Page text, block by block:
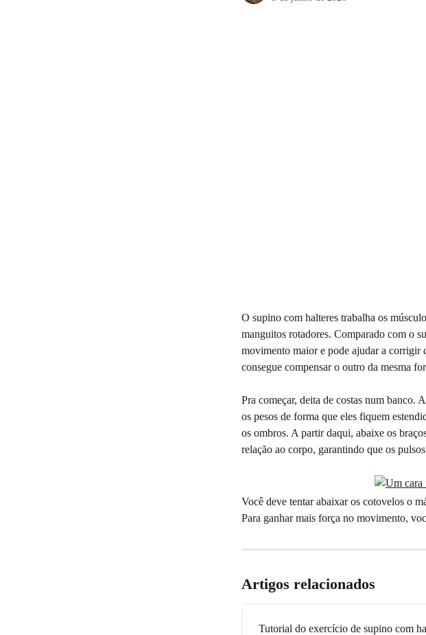
O supino com halteres trabalha os
manguitos rotadores. Comparado com o
movimento maior e pode ajudar a corrigir
consegue compensar o outro da mesma
Pra começar, deita de costas num banco.
os pesos de forma que eles fiquem
os ombros. A partir daqui, abaixe os
relação ao corpo, garantindo que os
Você deve tentar abaixar os cotovelos o
Para ganhar mais força no movimento,
Artigos relacionados
Tutorial do exercício de supino com